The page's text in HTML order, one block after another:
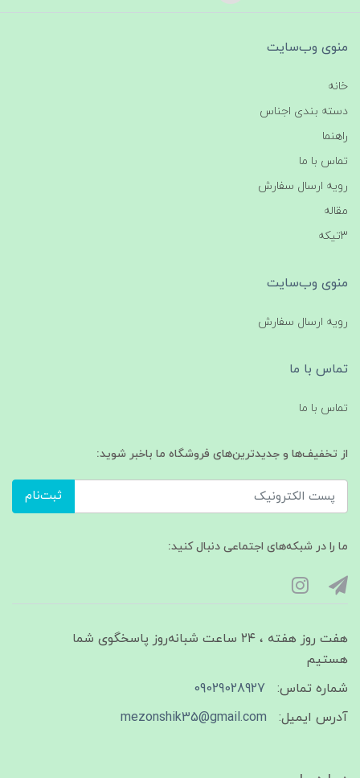
منوی وب‌سایت
خانه
دسته بندی اجناس
راهنما
تماس با ما
رویه ارسال سفارش
مقاله
3تیکه
منوی وب‌سایت
رویه ارسال سفارش
تماس با ما
تماس با ما
از تخفیف‌ها و جدیدترین‌های فروشگاه ما باخبر شوید:
ثبت‌نام
ما را در شبکه‌های اجتماعی دنبال کنید:
هفت روز هفته ، ۲۴ ساعت شبانه‌روز پاسخگوی شما
هستیم
شماره تماس:
09029028927
آدرس ایمیل:
mezonshik35@gmail.com